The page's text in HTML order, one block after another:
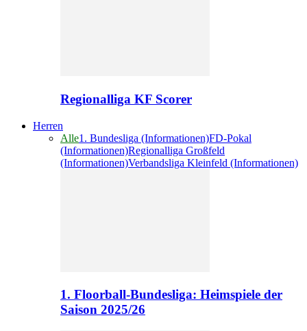
Regionalliga KF Scorer
Herren
Alle1. Bundesliga (Informationen)FD-Pokal
(Informationen)Regionalliga Großfeld
(Informationen)Verbandsliga Kleinfeld (Informationen)
1. Floorball-Bundesliga: Heimspiele der
Saison 2025/26